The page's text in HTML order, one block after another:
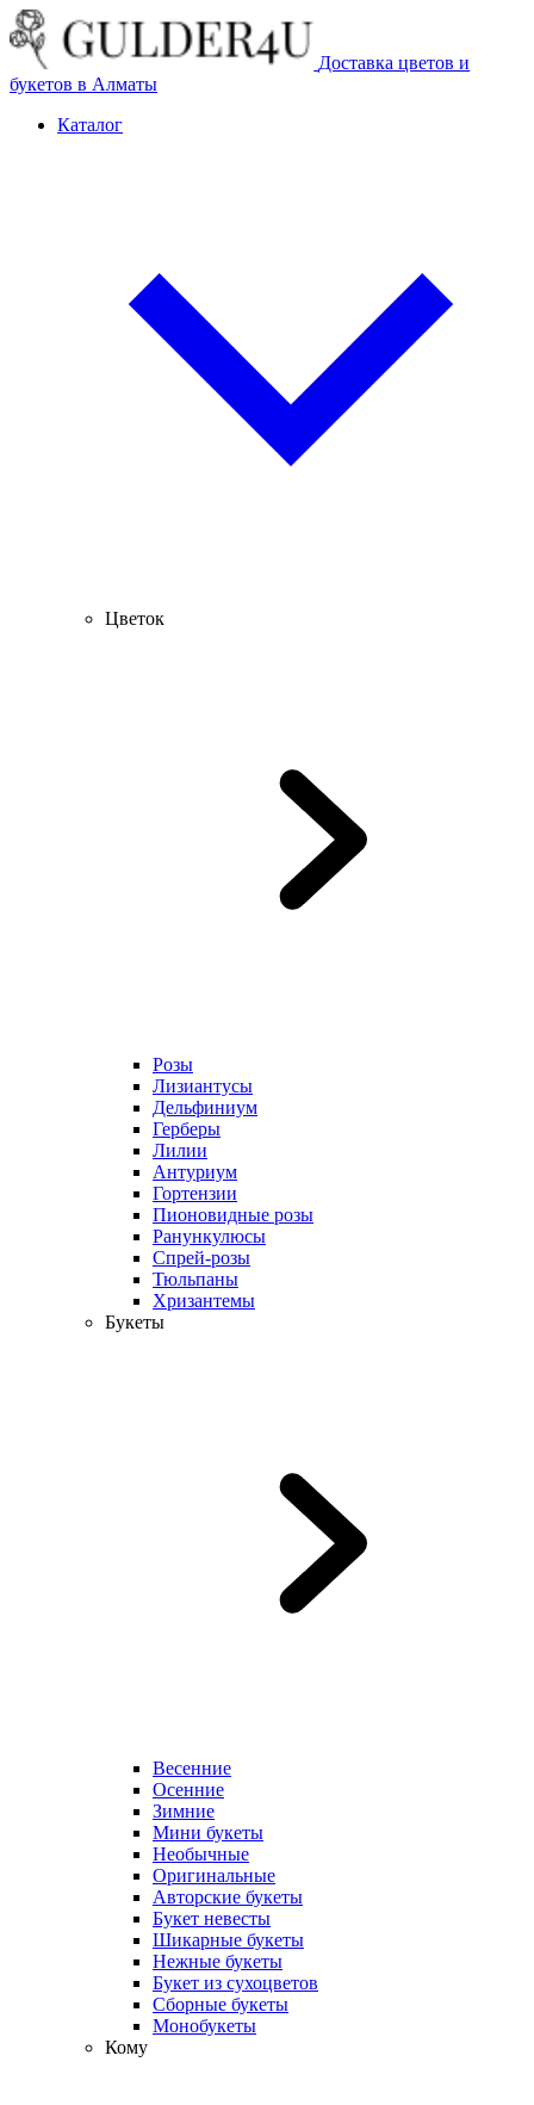
Доставка цветов и
букетов в Алматы
Каталог
Цветок
Розы
Лизиантусы
Дельфиниум
Герберы
Лилии
Антуриум
Гортензии
Пионовидные розы
Ранункулюсы
Спрей-розы
Тюльпаны
Хризантемы
Букеты
Весенние
Осенние
Зимние
Мини букеты
Необычные
Оригинальные
Авторские букеты
Букет невесты
Шикарные букеты
Нежные букеты
Букет из сухоцветов
Сборные букеты
Монобукеты
Кому